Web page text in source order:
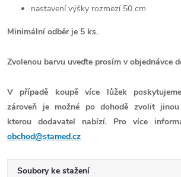
nastavení výšky rozmezí 50 cm
Minimální odběr je 5 ks.
Zvolenou barvu uveďte prosím v objednávce
V případě koupě více lůžek
zároveň je možné po dohodě zvolit jinou
kterou dodavatel nabízí. Pro více
obchod@stamed.cz
Soubory ke stažení